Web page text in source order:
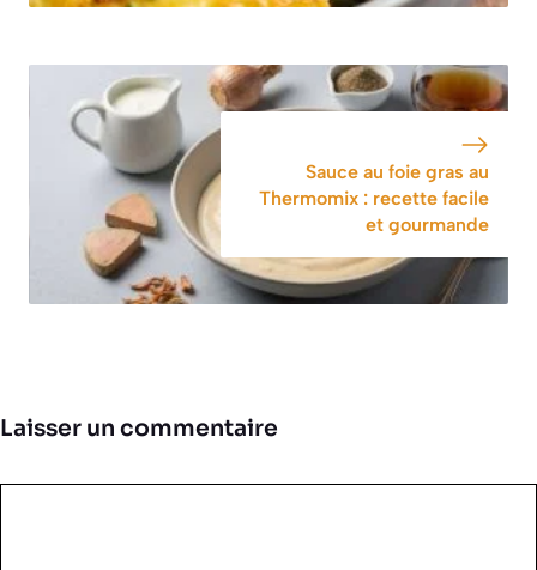
Sauce au foie gras au
Thermomix : recette facile
et gourmande
Laisser un commentaire